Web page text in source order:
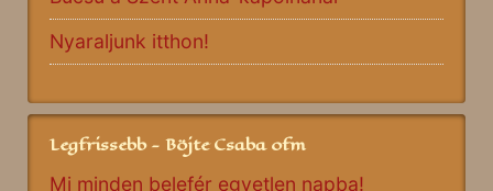
Nyaraljunk itthon!
Legfrissebb - Böjte Csaba ofm
Mi minden belefér egyetlen napba!